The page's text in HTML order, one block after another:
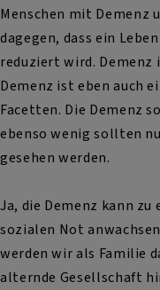
Menschen mit Demenz
dagegen, dass ein
reduziert wird.
Demenz ist eben auch
Facetten. Die Demenz
ebenso wenig sollten
gesehen werden.
Ja, die Demenz kann
sozialen Not
werden wir als Familie
alternde Gesellschaft